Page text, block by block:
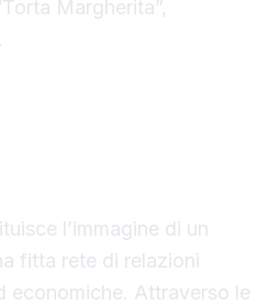
Margherita”,
l’immagine di un
fitta rete di relazioni
economiche. Attraverso le